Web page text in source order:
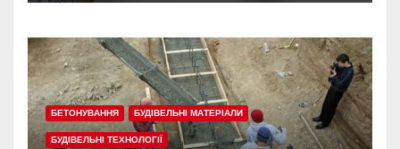
БЕТОНУВАННЯ БУДІВЕЛЬНІ МАТЕРІАЛИ
БУДІВЕЛЬНІ ТЕХНОЛОГІЇ